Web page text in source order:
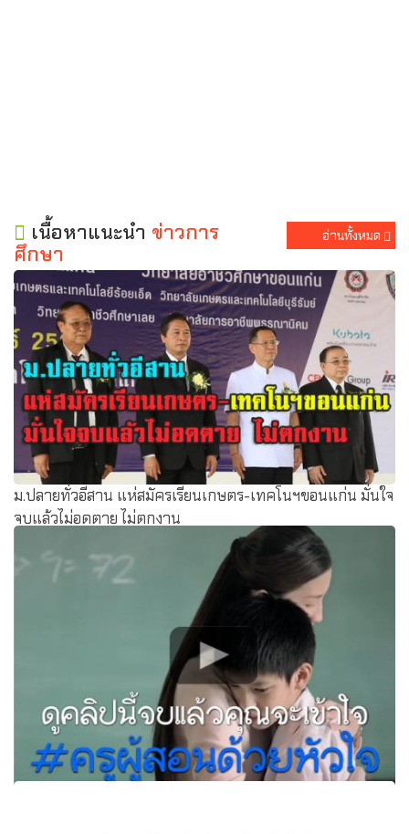
เนื้อหาแนะนำ ข่าวการ
ศึกษา
อ่านทั้งหมด
ม.ปลายทั่วอีสาน แห่สมัครเรียนเกษตร-เทคโนฯขอนแก่น มั่นใจ
จบแล้วไม่อดตาย ไม่ตกงาน